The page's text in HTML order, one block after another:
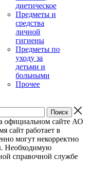
диетическое
Предметы и
средства
личной
гигиены
Предметы по
уходу за
детьми и
больными
Прочее
официальном сайте АО
сайт работает в
могут некорректно
Необходимую
справочной службе